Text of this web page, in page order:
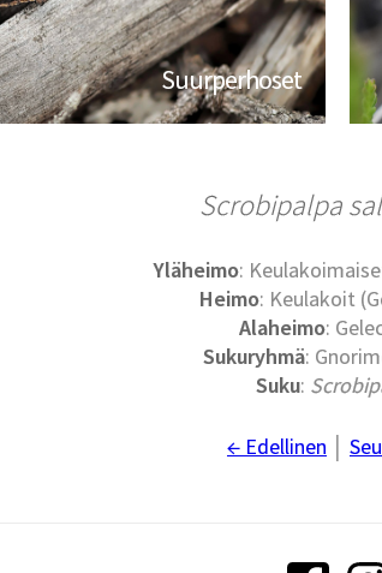
Suurperhoset
Scrobipalpa
Yläheimo:
Heimo: Keulakoit
Alaheimo:
Sukuryhmä:
Suku:
← Edellinen